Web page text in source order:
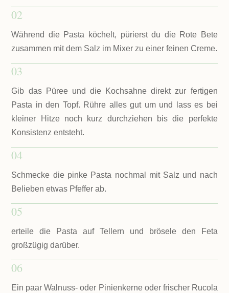
02
Während die Pasta köchelt, pürierst du die Rote Bete
zusammen mit dem Salz im Mixer zu einer feinen Creme.
03
Gib das Püree und die Kochsahne direkt zur fertigen
Pasta in den Topf. Rühre alles gut um und lass es bei
kleiner Hitze noch kurz durchziehen bis die perfekte
Konsistenz entsteht.
04
Schmecke die pinke Pasta nochmal mit Salz und nach
Belieben etwas Pfeffer ab.
05
erteile die Pasta auf Tellern und brösele den Feta
großzügig darüber.
06
Ein paar Walnuss- oder Pinienkerne oder frischer Rucola